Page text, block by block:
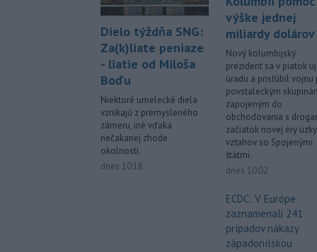
Dielo týždňa SNG:
Za(k)liate peniaze
- liatie od Miloša
Boďu
Niektoré umelecké diela
vznikajú z premysleného
zámeru, iné vďaka
nečakanej zhode
okolností.
dnes 10:18
výške jednej
miliardy dolárov
Nový kolumbijský
prezident sa v piatok
úradu a prisľúbil vojnu
povstaleckým
zapojeným do
obchodovania s
začiatok novej éry
vzťahov so Spojenými
štátmi.
dnes 10:02
ECDC: V Európe
zaznamenali 241
prípadov nákazy
západonílskou